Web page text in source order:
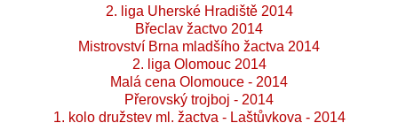
2. liga Uherské Hradiště 2014
Břeclav žactvo 2014
Mistrovství Brna mladšího žactva 2014
2. liga Olomouc 2014
Malá cena Olomouce - 2014
Přerovský trojboj - 2014
1. kolo družstev ml. žactva - Laštůvkova - 2014